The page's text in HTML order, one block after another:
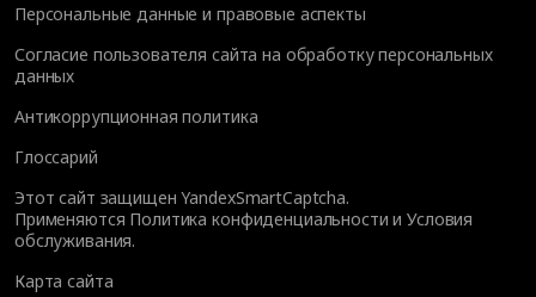
Персональные данные и правовые аспекты
Согласие пользователя сайта на обработку персональных
данных
Антикоррупционная политика
Глоссарий
Этот сайт защищен YandexSmartCaptcha.
Применяются Политика конфиденциальности иУсловия
обслуживания.
Карта сайта